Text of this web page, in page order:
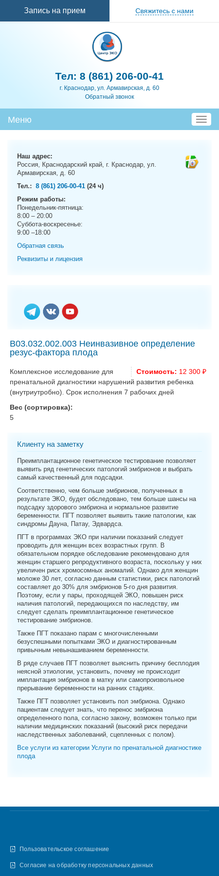
Запись на прием Свяжитесь с нами
Тел: 8 (861) 206-00-41
г. Краснодар, ул. Армавирская, д. 60
Обратный звонок
T
o
Меню
Наш адрес:
Россия, Краснодарский край, г. Краснодар, ул.
Армавирская, д. 60
Тел.: 8 (861) 206-00-41 (24 ч)
Режим работы:
Понедельник-пятница:
8:00 – 20:00
Суббота-воскресенье:
9:00 –18:00
Обратная связь
Реквизиты и лицензия
B03.032.002.003 Неинвазивное определение
резус-фактора плода
Стоимость: 12 300 ₽
Комплексное исследование для
пренатальной диагностики нарушений развития ребенка
(внутриутробно). Срок исполнения 7 рабочих дней
Вес (сортировка):
5
Клиенту на заметку
Преимплантационное генетическое тестирование позволяет
выявить ряд генетических патологий эмбрионов и выбрать
самый качественный для подсадки.
Соответственно, чем больше эмбрионов, полученных в
результате ЭКО, будет обследовано, тем больше шансы на
подсадку здорового эмбриона и нормальное развитие
беременности. ПГТ позволяет выявить такие патологии, как
синдромы Дауна, Патау, Эдвардса.
ПГТ в программах ЭКО при наличии показаний следует
проводить для женщин всех возрастных групп. В
обязательном порядке обследование рекомендовано для
женщин старшего репродуктивного возраста, поскольку у них
увеличен риск хромосомных аномалий. Однако для женщин
моложе 30 лет, согласно данным статистики, риск патологий
составляет до 30% для эмбрионов 5-го дня развития.
Поэтому, если у пары, проходящей ЭКО, повышен риск
наличия патологий, передающихся по наследству, им
следует сделать преимплантационное генетическое
тестирование эмбрионов.
Также ПГТ показано парам с многочисленными
безуспешными попытками ЭКО и диагностированным
привычным невынашиванием беременности.
В ряде случаев ПГТ позволяет выяснить причину бесплодия
неясной этиологии, установить, почему не происходит
имплантация эмбрионов в матку или самопроизвольное
прерывание беременности на ранних стадиях.
Также ПГТ позволяет установить пол эмбриона. Однако
пациентам следует знать, что перенос эмбриона
определенного пола, согласно закону, возможен только при
наличии медицинских показаний (высокий риск передачи
наследственных заболеваний, сцепленных с полом).
Все услуги из категории Услуги по пренатальной диагностике
плода
Пользовательское соглашение
Согласие на обработку персональных данных